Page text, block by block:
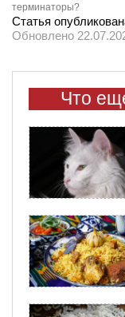
терминаторы?
Статья
Обновлено
Что